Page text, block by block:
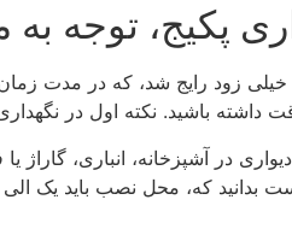
پکیج، توجه
خیلی زود رایج شد، که در مدت
داشته باشید. نکته اول در
در آشپزخانه، انباری،
بدانید که، محل نصب باید یک